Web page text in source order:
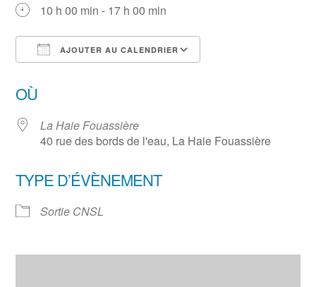
10 h 00 min - 17 h 00 min
AJOUTER AU CALENDRIER
OÙ
La Haie Fouassière
40 rue des bords de l'eau, La Haie Fouassière
TYPE D’ÉVÈNEMENT
Sortie CNSL